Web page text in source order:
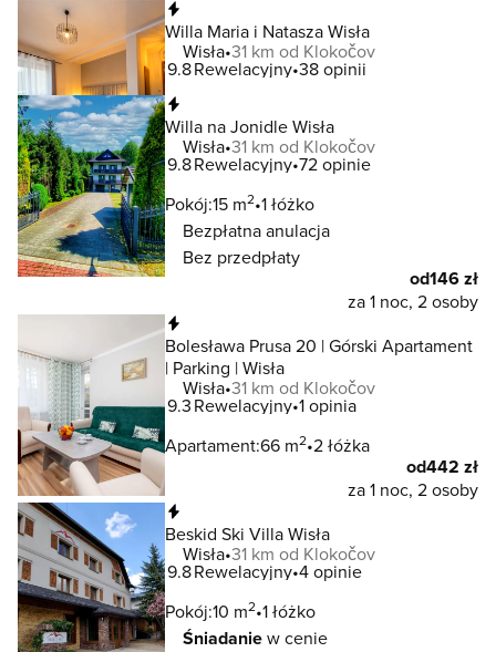
Willa Maria i Natasza Wisła
Wisła 31 km od Klokočov
9.8Rewelacyjny 38 opinii
Willa na Jonidle Wisła
Wisła 31 km od Klokočov
9.8Rewelacyjny 72 opinie
Pokój:15 m2 1 łóżko
Bezpłatna anulacja
Bez przedpłaty
od146 zł
za 1 noc, 2 osoby
Bolesława Prusa 20 | Górski Apartament
| Parking | Wisła
Wisła 31 km od Klokočov
9.3Rewelacyjny 1 opinia
Apartament:66 m2 2 łóżka
od442 zł
za 1 noc, 2 osoby
Beskid Ski Villa Wisła
Wisła 31 km od Klokočov
9.8Rewelacyjny 4 opinie
Pokój:10 m2 1 łóżko
Śniadaniew cenie